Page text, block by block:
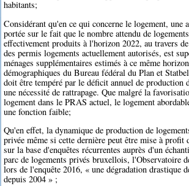
habitants;
Considérant qu'en ce qui concerne le logement, une
portée sur le fait que le nombre attendu de
effectivement produits à l'horizon 2022, au travers
des permis logements actuellement autorisés, est
ménages supplémentaires estimés à ce même
démographiques du Bureau fédéral du Plan et
doit être tempéré par le déficit annuel de production
une nécessité de rattrapage. Que malgré la
logement dans le PRAS actuel, le logement
une fonction faible;
Qu'en effet, la dynamique de production de
privée même si cette dernière peut être mise à profit
sur la base d'enquêtes récurrentes auprès d'un
parc de logements privés bruxellois, l'Observatoire
lors de l'enquête 2016, « une dégradation drastique
depuis 2004 » ;